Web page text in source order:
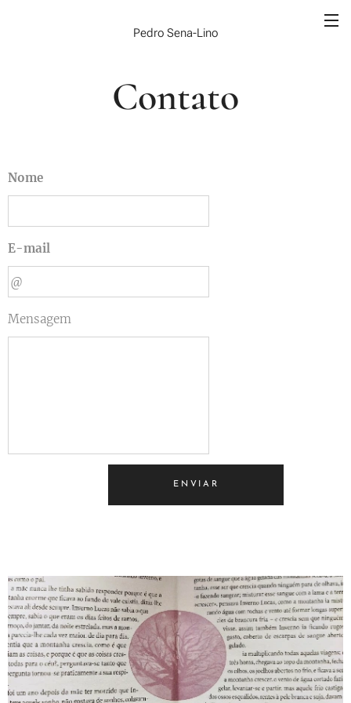
Pedro Sena-Lino
Contato
Nome
E-mail
Mensagem
ENVIAR